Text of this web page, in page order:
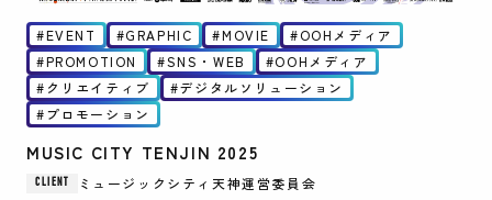
EVENT GRAPHIC MOVIE
OOHメディア
PROMOTION
SNS・WEB
OOHメディア
クリエイティブ
デジタルソリューション
プロモーション
MUSIC CITY TENJIN 2025
CLIENT ミュージックシティ天神運営委員会